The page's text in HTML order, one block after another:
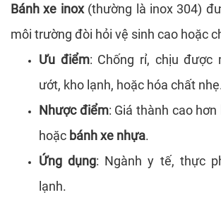
Bánh xe inox(thường là inox 304)
môi trường đòi hỏi vệ sinh cao hoặc
Ưu điểm: Chống rỉ, chịu được
ướt, kho lạnh, hoặc hóa chất
Nhược điểm: Giá thành cao hơn
hoặc bánh xe nhựa.
Ứng dụng: Ngành y tế, thực
lạnh.